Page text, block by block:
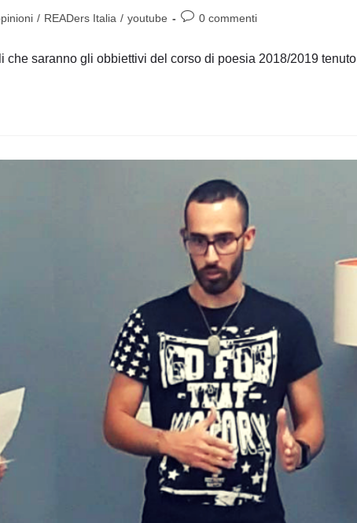
/ READers Italia / youtube
Commenti
0 commenti
saranno gli obbiettivi del corso di poesia 2018/2019